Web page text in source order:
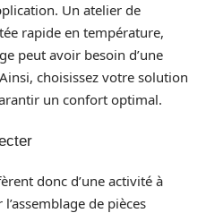
Un atelier de
rapide en température,
peut avoir besoin d’une
choisissez votre solution
un confort optimal.
donc d’une activité à
de pièces